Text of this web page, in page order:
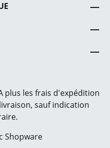
plus les frais d'expédition
sauf indication
Shopware